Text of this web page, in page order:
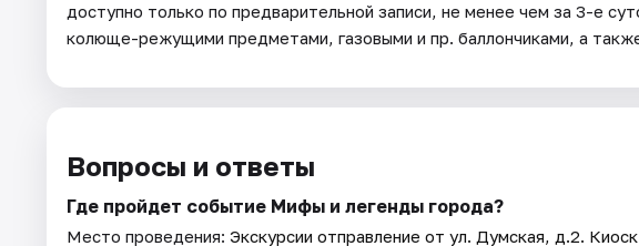
доступно только по предварительной записи, не менее чем за 3-е
колюще-режущими предметами, газовыми и пр. баллончиками, а
Вопросы и ответы
Где пройдет событие Мифы и легенды города?
Место проведения: Экскурсии отправление от ул. Думская, д.2.